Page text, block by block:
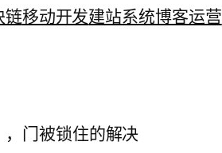
链移动开发建站系统博客运营
，门被锁住的解决